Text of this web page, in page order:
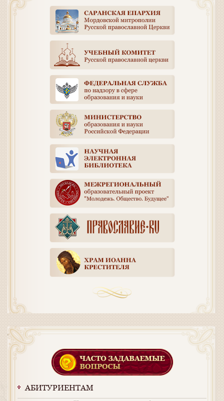
АБИТУРИЕНТАМ